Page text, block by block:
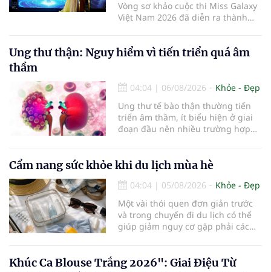
Vòng sơ khảo cuộc thi Miss Galaxy
Việt Nam 2026 đã diễn ra thành
sắc quy mô, khác biệt và tiên
lĩnh, Văn hóa và Công nghệ số
Ung thư thận: Nguy hiểm vì tiến triển quá âm
thầm
04:04 | 06/08/2026
Khỏe - Đẹp
Ung thư tế bào thận thường tiến
triển âm thầm, ít biểu hiện ở giai
đoạn đầu nên nhiều trường hợp
Trường hợp một bệnh nhân 79 tuổi
có khối u tăng gấp đôi kích thước
chỉ sau 4 tháng theo dõi là lời cảnh
báo về sự cần thiết của việc khám
sức khỏe định kỳ, đặc biệt ở người
cao tuổi.
Cẩm nang sức khỏe khi du lịch mùa hè
04:04 | 05/08/2026
Khỏe - Đẹp
Một vài thói quen đơn giản trước
và trong chuyến đi du lịch có thể
giúp giảm nguy cơ gặp phải các
Khúc Ca Blouse Trắng 2026": Giai Điệu Từ